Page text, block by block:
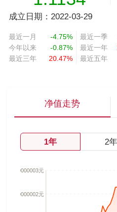
成立日期：2022-03-29
最近一月 -4.75% 最近一季
今年以来
-0.87% 最近一年
最近三年
20.47% 最近五年
净值走势
1年 2年